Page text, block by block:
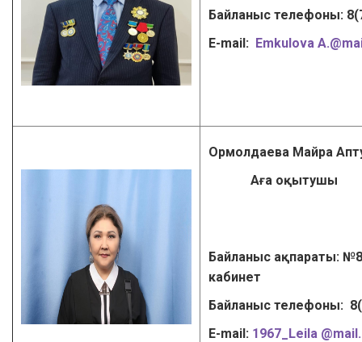
Байланыс телефоны:
Е-mail: Emkulova A.
Ормолдаева Майра
Аға оқытушы
Байланыс ақпараты:
кабинет
Байланыс телефоны:
Е-mail: 1967_Leila